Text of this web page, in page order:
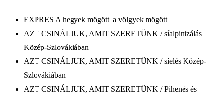
EXPRES A hegyek mögött, a völgyek mögött
AZT CSINÁLJUK, AMIT SZERETÜNK / síalpinizálás
Közép-Szlovákiában
AZT CSINÁLJUK, AMIT SZERETÜNK / síelés Közép-
Szlovákiában
AZT CSINÁLJUK, AMIT SZERETÜNK / Pihenés és